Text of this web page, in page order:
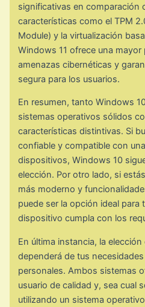
significativas en comparación
características como el TPM
Module) y la virtualización
Windows 11 ofrece una
amenazas cibernéticas y
segura para los usuarios.
En resumen, tanto Windows
sistemas operativos sólidos
características distintivas. Si
confiable y compatible con
dispositivos, Windows 10
elección. Por otro lado, si
más moderno y
puede ser la opción ideal para
dispositivo cumpla con los
En última instancia, la
dependerá de tus
personales. Ambos sistemas
usuario de calidad y, sea cual
utilizando un sistema